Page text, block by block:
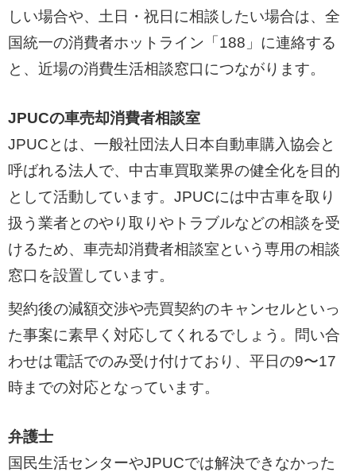
しい場合や、土日・祝日に相談したい場合は、全
国統一の消費者ホットライン「188」に連絡する
と、近場の消費生活相談窓口につながります。
JPUCの車売却消費者相談室
JPUCとは、一般社団法人日本自動車購入協会と
呼ばれる法人で、中古車買取業界の健全化を目的
として活動しています。JPUCには中古車を取り
扱う業者とのやり取りやトラブルなどの相談を受
けるため、車売却消費者相談室という専用の相談
窓口を設置しています。
契約後の減額交渉や売買契約のキャンセルといっ
た事案に素早く対応してくれるでしょう。問い合
わせは電話でのみ受け付けており、平日の9〜17
時までの対応となっています。
弁護士
国民生活センターやJPUCでは解決できなかった